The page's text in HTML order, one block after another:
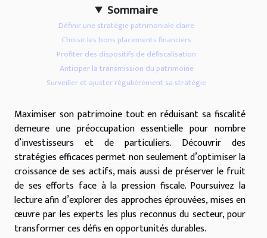
Sommaire
Définir une stratégie patrimoniale claire
Choisir les bons placements financiers
Profiter des dispositifs de défiscalisation
Anticiper la transmission du patrimoine
Surveiller et ajuster régulièrement sa stratégie
Maximiser son patrimoine tout en réduisant sa fiscalité
demeure une préoccupation essentielle pour nombre
d’investisseurs et de particuliers. Découvrir des
stratégies efficaces permet non seulement d’optimiser la
croissance de ses actifs, mais aussi de préserver le fruit
de ses efforts face à la pression fiscale. Poursuivez la
lecture afin d’explorer des approches éprouvées, mises en
œuvre par les experts les plus reconnus du secteur, pour
transformer ces défis en opportunités durables.